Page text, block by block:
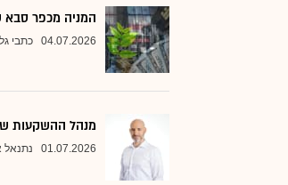
המניה מכפר סבא
04.07.2026 כתבי
מנהל ההשקעות שמסמן 2 סקטורים בעייתיים ואחד
01.07.2026 נתנאל